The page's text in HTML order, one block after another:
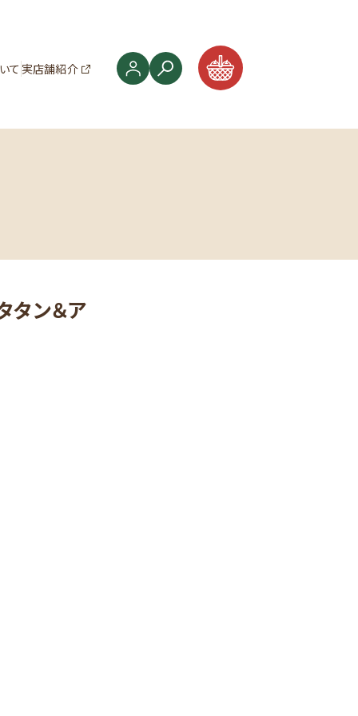
て 実店舗紹介
タン＆ア